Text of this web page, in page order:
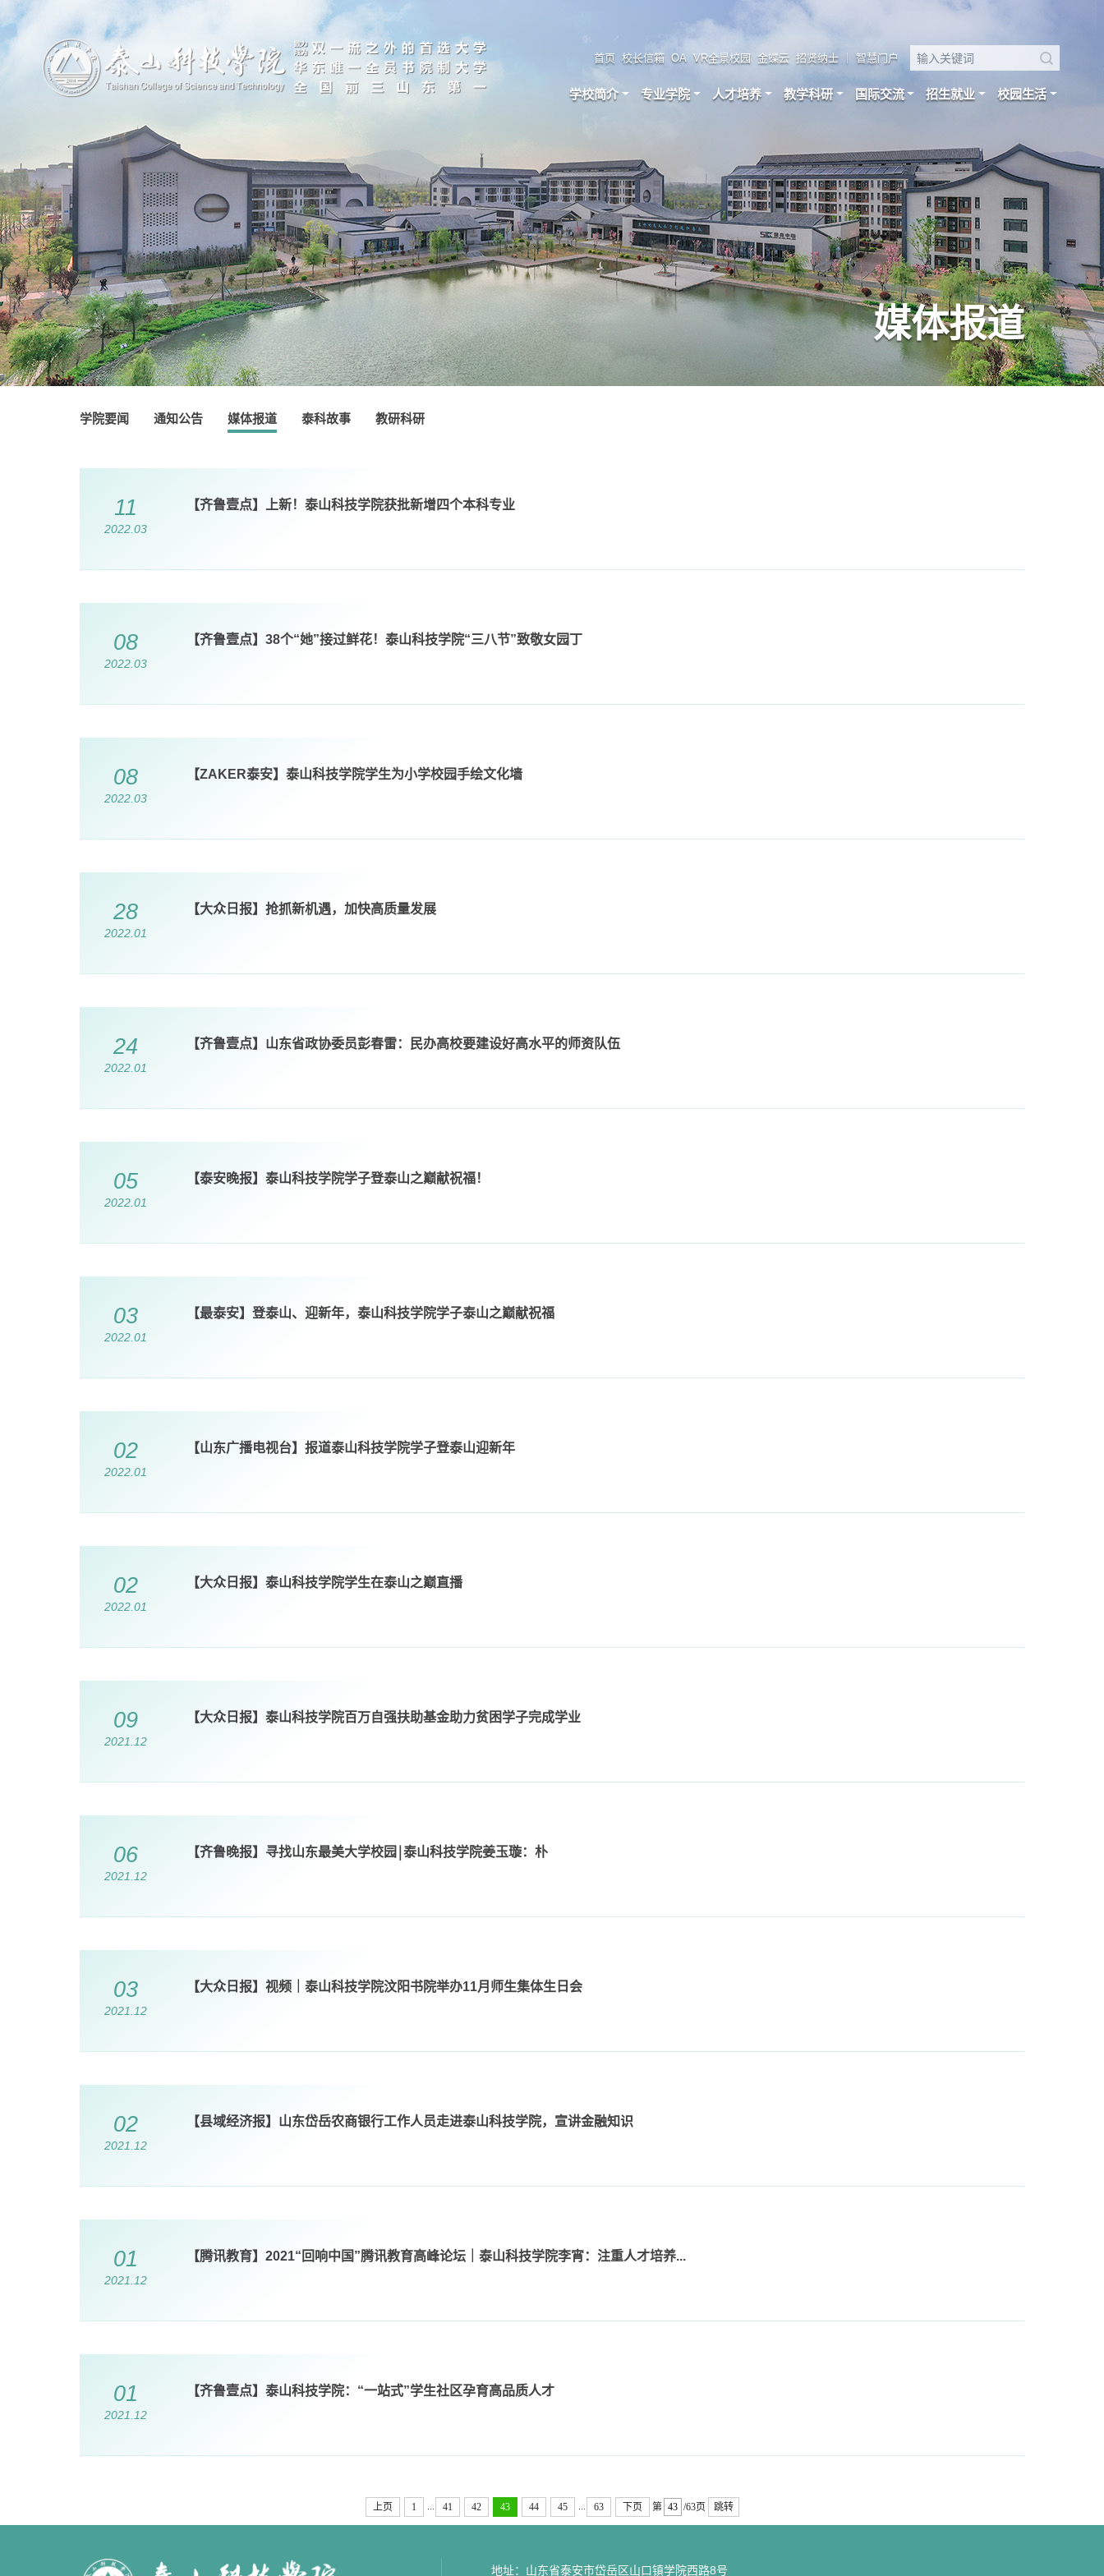
首页 校长信箱 OA VR全景校园 金蝶云 招贤纳士 智慧门户
学校简介 专业学院 人才培养 教学科研 国际交流 招生就业 校园生活
媒体报道
学院要闻 通知公告 媒体报道 泰科故事 教研科研
11
2022.03
【齐鲁壹点】上新！泰山科技学院获批新增四个本科专业
08
2022.03
【齐鲁壹点】38个“她”接过鲜花！泰山科技学院“三八节”致敬女园丁
08
2022.03
【ZAKER泰安】泰山科技学院学生为小学校园手绘文化墙
28
2022.01
【大众日报】抢抓新机遇，加快高质量发展
24
2022.01
【齐鲁壹点】山东省政协委员彭春雷：民办高校要建设好高水平的师资队伍
05
2022.01
【泰安晚报】泰山科技学院学子登泰山之巅献祝福！
03
2022.01
【最泰安】登泰山、迎新年，泰山科技学院学子泰山之巅献祝福
02
2022.01
【山东广播电视台】报道泰山科技学院学子登泰山迎新年
02
2022.01
【大众日报】泰山科技学院学生在泰山之巅直播
09
2021.12
【大众日报】泰山科技学院百万自强扶助基金助力贫困学子完成学业
06
2021.12
【齐鲁晚报】寻找山东最美大学校园￨泰山科技学院姜玉璇：朴
03
2021.12
【大众日报】视频｜​泰山科技学院汶阳书院举办11月师生集体生日会
02
2021.12
【县域经济报】山东岱岳农商银行工作人员走进泰山科技学院，宣讲金融知识
01
2021.12
【腾讯教育】2021“回响中国”腾讯教育高峰论坛｜泰山科技学院李宵：注重人才培养...
01
2021.12
【齐鲁壹点】泰山科技学院：“一站式”学生社区孕育高品质人才
上页 1 41 42 43 44 45 63 下页 第 /63页 跳转
地址：山东省泰安市岱岳区山口镇学院西路8号